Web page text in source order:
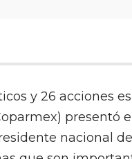
y 26 acciones
presentó
nacional